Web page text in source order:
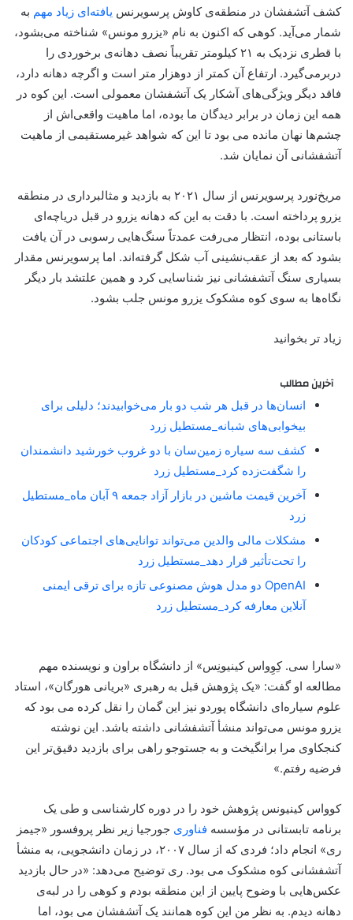
کشف آتشفشان در منطقه‌ی کاوش پرسویرنس یافته‌ای زیاد مهم به
شمار می‌آید. کوهی که اکنون به نام «یزرو مونس» شناخته می‌بشود،
با قطری نزدیک به ۲۱ کیلومتر تقریباً نصف دهانه‌ی برخوردی را
دربرمی‌گیرد. ارتفاع آن کمتر از دوهزار متر است و اگرچه دهانه دارد،
فاقد دیگر ویژگی‌های آشکار یک آتشفشان معمولی است. این کوه در
همه این زمان در برابر دیدگان ما بوده، اما ماهیت واقعی‌اش از
چشم‌ها نهان مانده می بود تا این که شواهد غیرمستقیمی از ماهیت
آتشفشانی آن نمایان شد.
مریخ‌نورد پرسویرنس از سال ۲۰۲۱ به بازدید و مثالبرداری در منطقه
یزرو پرداخته است. با دقت به این که دهانه یزرو در قبل دریاچه‌ای
باستانی بوده، انتظار می‌رفت عمدتاً سنگ‌هایی رسوبی در آن یافت
بشود که بعد از عقب‌نشینی آب شکل گرفته‌اند. اما پرسویرنس مقدار
بسیاری سنگ آتشفشانی نیز شناسایی کرد و همین علتشد بار دیگر
نگاه‌ها به سوی کوه مشکوک یزرو مونس جلب بشود.
زیاد تر بخوانید
آخرین مطالب
انسان‌ها در قبل هر شب دو بار می‌خوابیدند؛ دلیلی برای
بیخوابی‌های شبانه_مستطیل زرد
کشف سه سیاره زمین‌سان با دو غروب خورشید دانشمندان
را شگفت‌زده کرد_مستطیل زرد
آخرین قیمت ماشین در بازار آزاد جمعه ۹ آبان ماه_مستطیل
زرد
مشکلات مالی والدین می‌تواند توانایی‌های اجتماعی کودکان
را تحت‌تأثیر قرار دهد_مستطیل زرد
OpenAI دو مدل هوش مصنوعی تازه برای ترقی ایمنی
آنلاین معارفه کرد_مستطیل زرد
«سارا سی. کِوِواس کینیونِس» از دانشگاه براون و نویسنده مهم
مطالعه او گفت: «یک پژوهش قبل به رهبری «بریانی هورگان»، استاد
علوم سیاره‌ای دانشگاه پوردو نیز این گمان را نقل کرده می بود که
یزرو مونس می‌تواند منشأ آتشفشانی داشته باشد. این نوشته
کنجکاوی مرا برانگیخت و به جستوجو راهی برای بازدید دقیق‌تر این
فرضیه رفتم.»
کوواس کینیونس پژوهش خود را در دوره کارشناسی و طی یک
برنامه تابستانی در مؤسسه فناوری جورجیا زیر نظر پروفسور «جیمز
ری» انجام داد؛ فردی که از سال ۲۰۰۷، در زمان دانشجویی، به منشأ
آتشفشانی کوه مشکوک می بود. ری توضیح می‌دهد: «در حال بازدید
عکس‌هایی با وضوح پایین از این منطقه بودم و کوهی را در لبه‌ی
دهانه دیدم. به نظر من این کوه همانند یک آتشفشان می بود، اما